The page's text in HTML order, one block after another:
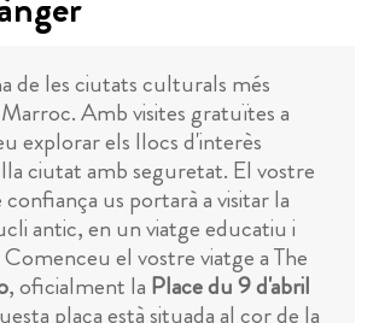
de les ciutats culturals més
Amb visites gratuïtes a
explorar els llocs d'interès
ciutat amb seguretat. El vostre
us portarà a visitar la
antic, en un viatge educatiu i
el vostre viatge a The
, oficialment la Place du 9 d'abril
plaça està situada al cor de la